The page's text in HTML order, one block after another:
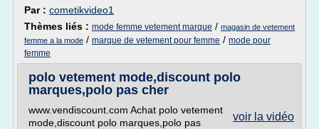
Par : cometikvideo1
Thèmes liés : mode femme vetement marque / magasin de vetement
femme a la mode / marque de vetement pour femme / mode pour
femme
polo vetement mode,discount polo
marques,polo pas cher
voir la vidéo
www.vendiscount.com Achat polo vetement
mode,discount polo marques,polo pas